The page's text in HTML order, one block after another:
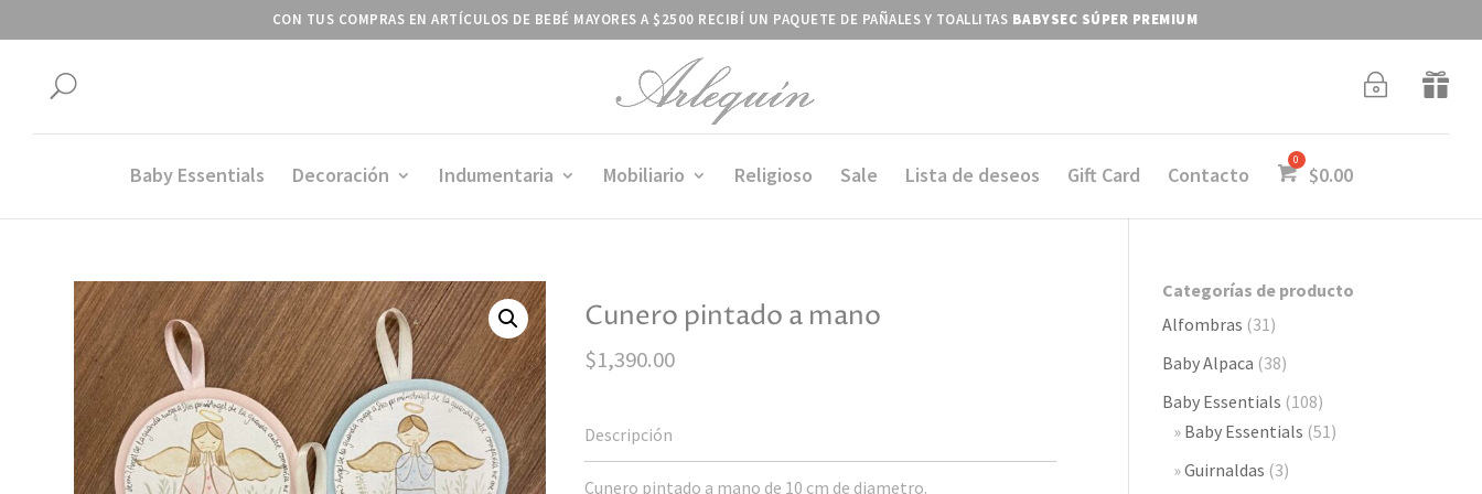
CON TUS COMPRAS EN ARTÍCULOS DE BEBÉ MAYORES A $2500 RECIBÍ UN PAQUETE DE PAÑALES Y TOALLITAS BABYSEC SÚPER PREMIUM
U ~ 
Baby Essentials Decoración Indumentaria Mobiliario Religioso Sale Lista de deseos Gift Card Contacto $0.00
Cunero pintado a mano
$1,390.00
Cunero pintado a mano de 10 cm de diametro.
Categorías de producto
Alfombras (31)
Baby Alpaca (38)
Baby Essentials (108)
Baby Essentials (51)
Guirnaldas (3)